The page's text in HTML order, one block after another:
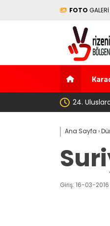
FOTO GALERİ
ve İşçi Partileri toplantısı
Ana Sayfa ›
Giriş: 16-03-2016